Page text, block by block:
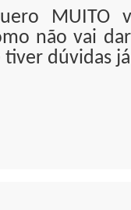
MUITO
não vai
tiver dúvidas